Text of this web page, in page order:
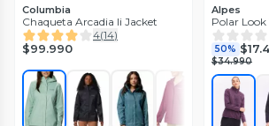
Columbia
Chaqueta Arcadia Ii Jacket
4(14)
$99.990
Alpes
Polar Look
50%
$34.990